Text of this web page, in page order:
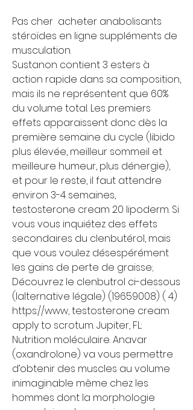
Pas cher  acheter anabolisants
stéroïdes en ligne suppléments de
musculation.
Sustanon contient 3 esters à
action rapide dans sa composition,
mais ils ne représentent que 60%
du volume total. Les premiers
effets apparaissent donc dès la
première semaine du cycle (libido
plus élevée, meilleur sommeil et
meilleure humeur, plus dénergie),
et pour le reste, il faut attendre
environ 3-4 semaines,
testosterone cream 20 lipoderm. Si
vous vous inquiétez des effets
secondaires du clenbutérol, mais
que vous voulez désespérément
les gains de perte de graisse;
Découvrez le clenbutrol ci-dessous
(lalternative légale) (19659008) ( 4)
https://www, testosterone cream
apply to scrotum. Jupiter, FL:
Nutrition moléculaire. Anavar
(oxandrolone) va vous permettre
d’obtenir des muscles au volume
inimaginable même chez les
hommes dont la morphologie